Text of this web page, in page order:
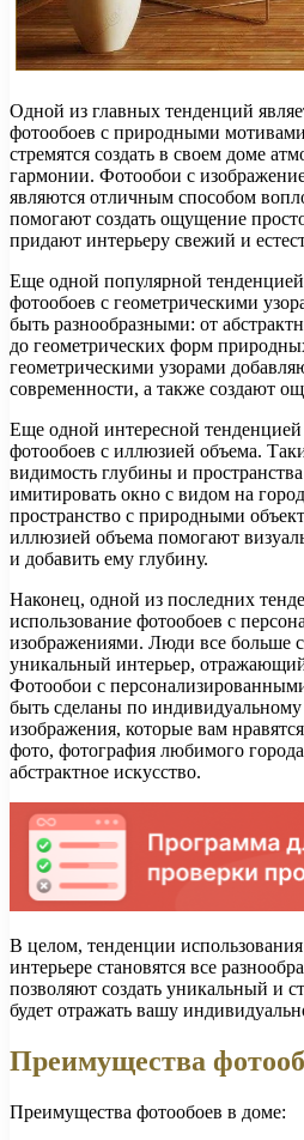
Одной из главных тенденций
фотообоев с природными
стремятся создать в своем доме
гармонии. Фотообои с
являются отличным способом
помогают создать ощущение
придают интерьеру свежий и
Еще одной популярной тенденцией
фотообоев с геометрическими
быть разнообразными: от
до геометрических форм
геометрическими узорами
современности, а также создают
Еще одной интересной тенденцией
фотообоев с иллюзией объема.
видимость глубины и
имитировать окно с видом на
пространство с природными
иллюзией объема помогают
и добавить ему глубину.
Наконец, одной из последних
использование фотообоев с
изображениями. Люди все больше
уникальный интерьер,
Фотообои с
быть сделаны по
изображения, которые вам
фото, фотография любимого
абстрактное искусство.
В целом, тенденции
интерьере становятся все
позволяют создать уникальный и
будет отражать вашу
Преимущества
Преимущества фотообоев в доме: